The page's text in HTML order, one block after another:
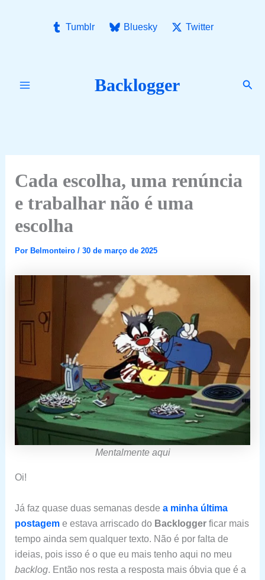
Tumblr Bluesky Twitter
Backlogger
Cada escolha, uma renúncia
e trabalhar não é uma
escolha
Por Belmonteiro / 30 de março de 2025
Mentalmente aqui
Oi!
Já faz quase duas semanas desde a minha última
postageme estava arriscado do Backloggerficar mais
tempo ainda sem qualquer texto. Não é por falta de
ideias, pois isso é o que eu mais tenho aqui no meu
backlog. Então nos resta a resposta mais óbvia que é a